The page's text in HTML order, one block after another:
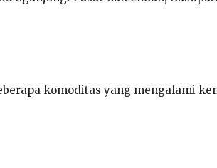
komoditas yang mengalami